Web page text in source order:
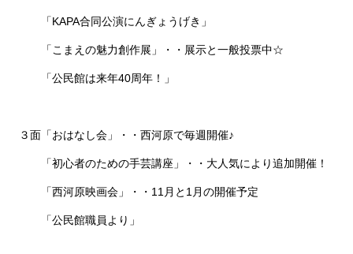
「KAPA合同公演にんぎょうげき」
「こまえの魅力創作展」・・展示と一般投票中☆
「公民館は来年40周年！」
３面「おはなし会」・・西河原で毎週開催♪
「初心者のための手芸講座」・・大人気により追加開催！
「西河原映画会」・・11月と1月の開催予定
「公民館職員より」